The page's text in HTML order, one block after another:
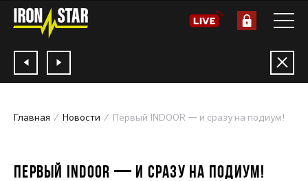
Главная Новости Первый INDOOR — и сразу на подиум!
ПЕРВЫЙ INDOOR — И СРАЗУ НА ПОДИУМ!